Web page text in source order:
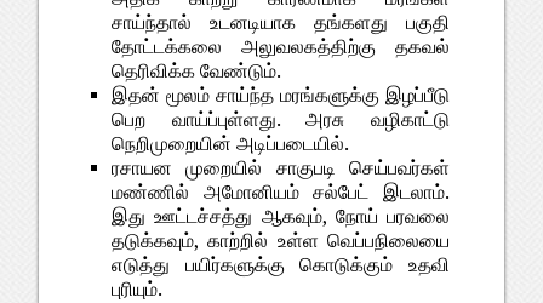
சாய்ந்தால் உடனடியாக தங்களது பகுதி
தோட்டக்கலை அலுவலகத்திற்கு தகவல்
தெரிவிக்க வேண்டும்.
இதன் மூலம் சாய்ந்த மரங்களுக்கு இழப்பீடு
பெற வாய்ப்புள்ளது. அரசு வழிகாட்டு
நெறிமுறையின் அடிப்படையில்.
ரசாயன முறையில் சாகுபடி செய்பவர்கள்
மண்ணில் அமோனியம் சல்பேட் இடலாம்.
இது ஊட்டச்சத்து ஆகவும், நோய் பரவலை
தடுக்கவும், காற்றில் உள்ள வெப்பநிலையை
எடுத்து பயிர்களுக்கு கொடுக்கும் உதவி
புரியும்.